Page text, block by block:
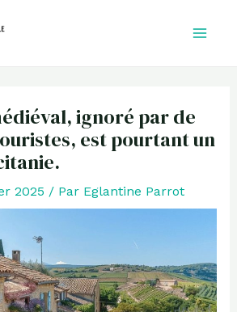
ignoré par de
est pourtant un
2025 / Par Eglantine Parrot